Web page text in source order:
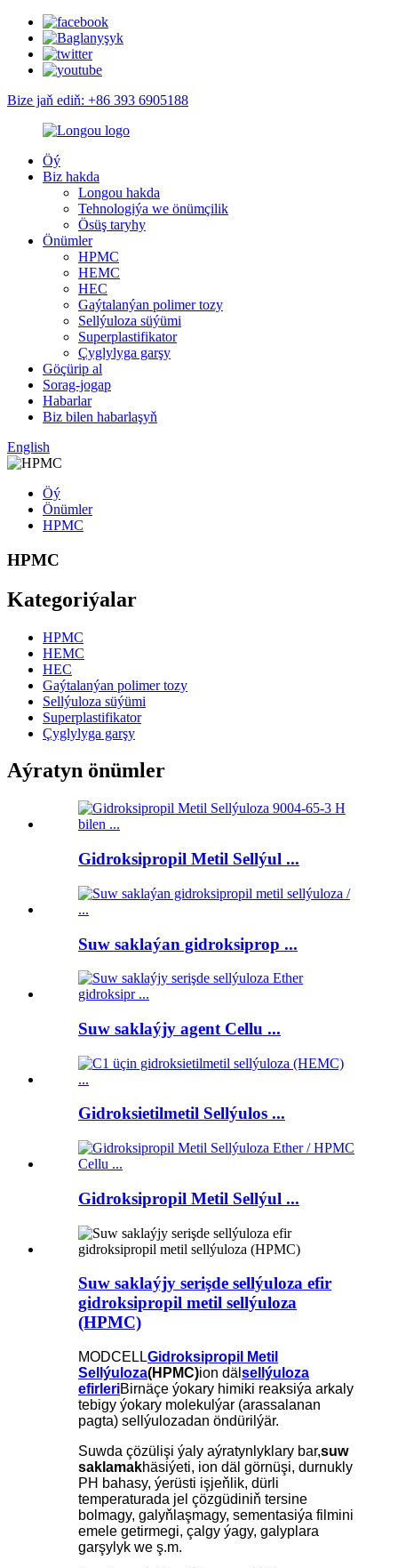
Bize jaň ediň: +86 393 6905188
Öý
Biz hakda
Longou hakda
Tehnologiýa we önümçilik
Ösüş taryhy
Önümler
HPMC
HEMC
HEC
Gaýtalanýan polimer tozy
Sellýuloza süýümi
Superplastifikator
Çyglylyga garşy
Göçürip al
Sorag-jogap
Habarlar
Biz bilen habarlaşyň
English
Öý
Önümler
HPMC
HPMC
Kategoriýalar
HPMC
HEMC
HEC
Gaýtalanýan polimer tozy
Sellýuloza süýümi
Superplastifikator
Çyglylyga garşy
Aýratyn önümler
Gidroksipropil Metil Sellýul ...
Suw saklaýan gidroksiprop ...
Suw saklaýjy agent Cellu ...
Gidroksietilmetil Sellýulos ...
Gidroksipropil Metil Sellýul ...
Suw saklaýjy serişde sellýuloza efir
gidroksipropil metil sellýuloza
(HPMC)
MODCELLGidroksipropil Metil
Sellýuloza(HPMC)ion däl sellýuloza
efirleriBirnäçe ýokary himiki reaksiýa arkaly
tebigy ýokary molekulýar (arassalanan
pagta) sellýulozadan öndürilýär.
Suwda çözülişi ýaly aýratynlyklary bar,suw
saklamakhäsiýeti, ion däl görnüşi, durnukly
PH bahasy, ýerüsti işjeňlik, dürli
temperaturada jel çözgüdiniň tersine
bolmagy, galyňlaşmagy, sementasiýa filmini
emele getirmegi, çalgy ýagy, galyplara
garşylyk we ş.m.